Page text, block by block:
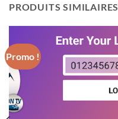
PRODUITS SIMILAIRES
Promo !